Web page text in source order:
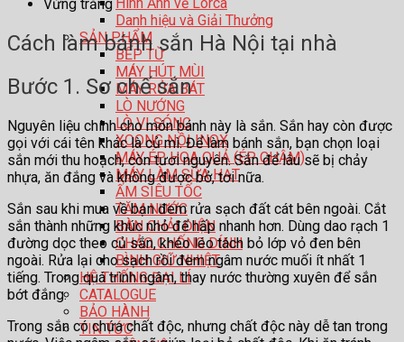
Danh hiệu và Giải Thưởng
SẢN PHẨM
BẾP TỪ
MÁY HÚT MÙI
MÁY RỬA BÁT
LÒ NƯỚNG
LÒ VI SÓNG
XOONG NỒI INOX
MÁY ÉP HOA QUẢ (ÉP CHẬM)
MÁY LÀM SỮA HẠT
ẤM SIÊU TỐC
TĂM NƯỚC
BÀN CHẢI ĐIỆN
CHẢO CHỐNG DÍNH
BÌNH GIỮ NHIỆT
HỆ THỐNG ĐẠI LÍ
CATALOGUE
BẢO HÀNH
TIN TỨC
Vừng trắng
Cách làm bánh sắn Hà Nội tại nhà
Bước 1. Sơ chế sắn
Nguyên liệu chính cho món bánh này là sắn. Sắn hay còn được
gọi với cái tên khác là củ mì. Để làm bánh sắn, bạn chọn loại
sắn mới thu hoạch, còn tươi nguyên. Sắn để lâu sẽ bị chảy
nhựa, ăn đắng và không được bở, tơi nữa.
Sắn sau khi mua về bạn đem rửa sạch đất cát bên ngoài. Cắt
sắn thành những khúc nhỏ để hấp nhanh hơn. Dùng dao rạch 1
đường dọc theo củ sắn, khéo léo tách bỏ lớp vỏ đen bên
ngoài. Rửa lại cho sạch rồi đem ngâm nước muối ít nhất 1
tiếng. Trong quá trình ngâm, thay nước thường xuyên để sắn
bớt đắng.
Trong sắn có chứa chất độc, nhưng chất độc này dễ tan trong